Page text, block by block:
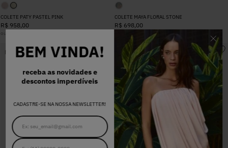
BEM VINDA!
receba as novidades e
descontos imperdíveis
CADASTRE-SE NA NOSSA NEWSLETTER!
COLETE PATY PASTEL PINK
R$ 958,00
ou
COLETE MAYA FLORAL STONE
R$ 698,00
33 sem juros
NEW IN NEW IN